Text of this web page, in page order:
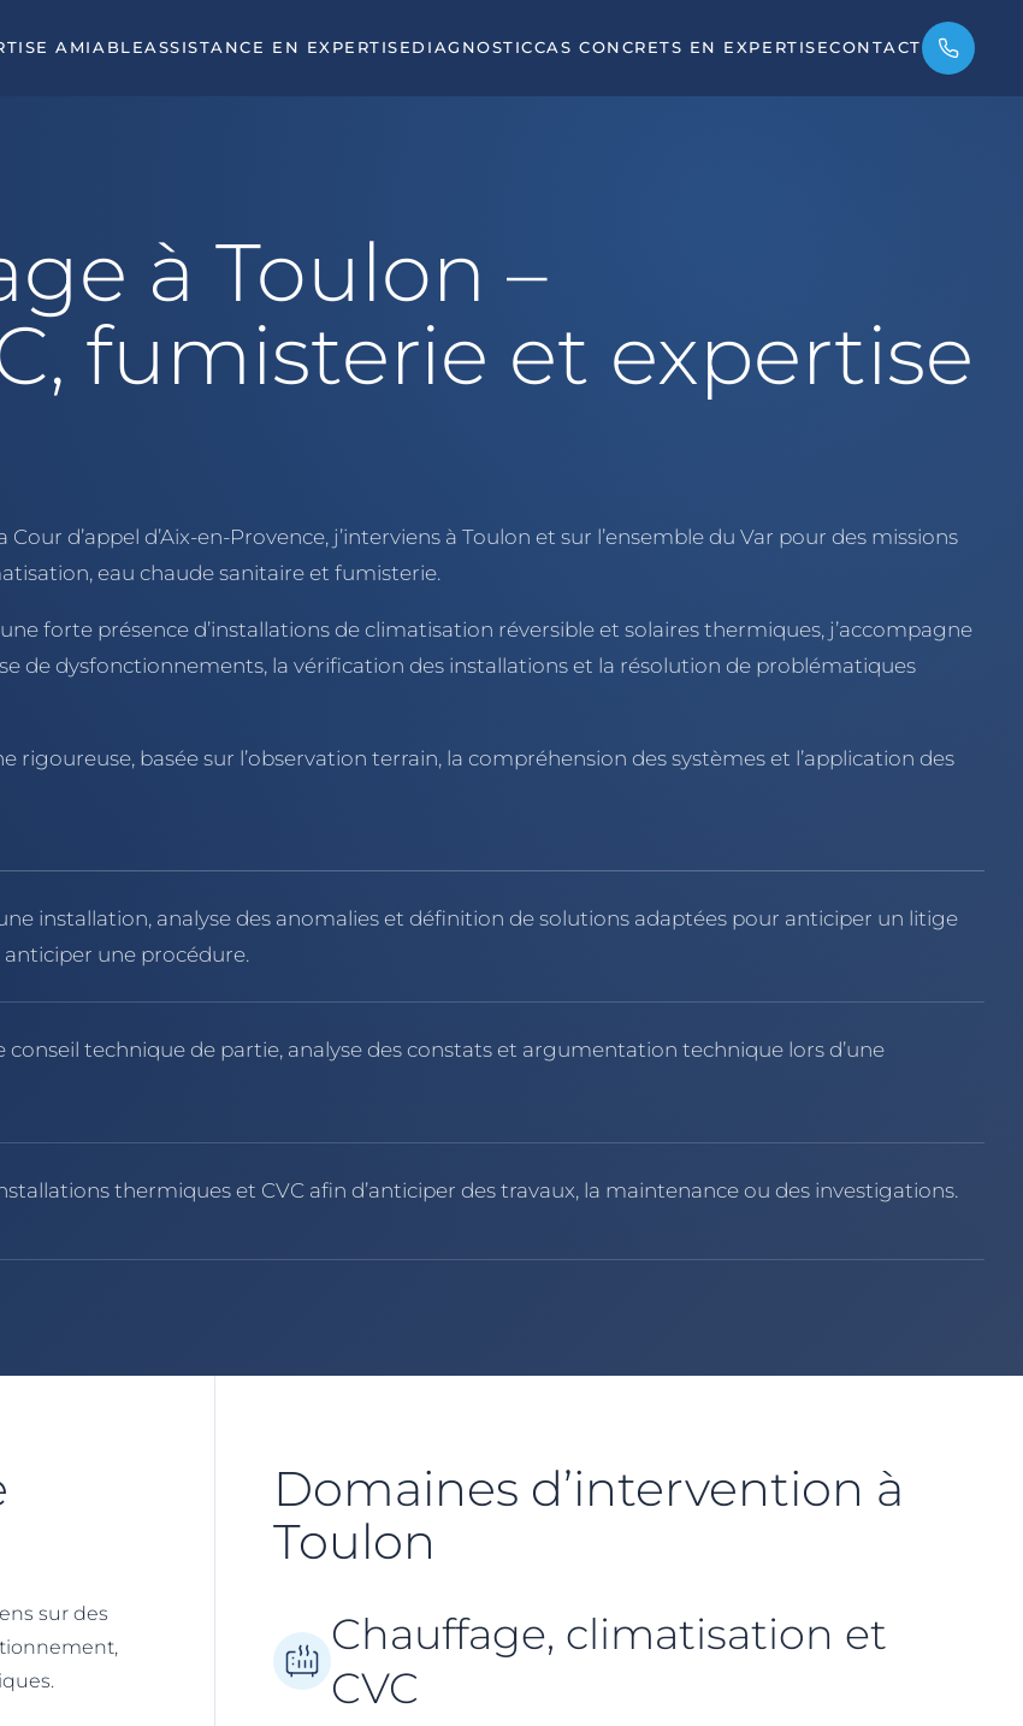
AMIABLEASSISTANCE EN EXPERTISE DIAGNOSTICCAS CONCRETS EN EXPERTISECONTACT
à Toulon –
fumisterie et expertise
d’appel d’Aix-en-Provence, j’interviens à Toulon et sur l’ensemble du Var pour des missions
eau chaude sanitaire et fumisterie.
forte présence d’installations de climatisation réversible et solaires thermiques, j’accompagne
de dysfonctionnements, la vérification des installations et la résolution de problématiques
rigoureuse, basée sur l’observation terrain, la compréhension des systèmes et l’application des
installation, analyse des anomalies et définition de solutions adaptées pour anticiper un litige
une procédure.
technique de partie, analyse des constats et argumentation technique lors d’une
thermiques et CVC afin d’anticiper des travaux, la maintenance ou des investigations.
sur des
Domaines d’intervention à
Toulon
Chauffage, climatisation et
CVC